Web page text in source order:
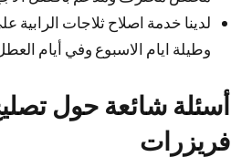
وطيلة ايام الاسبوع وفي أيام
أسئلة شائعة حول
فريزرات